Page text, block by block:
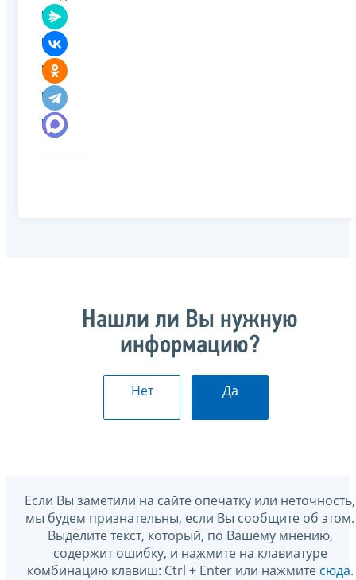
Нашли ли Вы нужную
информацию?
Нет Да
Если Вы заметили на сайте опечатку или неточность,
мы будем признательны, если Вы сообщите об этом.
Выделите текст, который, по Вашему мнению,
содержит ошибку, и нажмите на клавиатуре
комбинацию клавиш: Ctrl + Enter или нажмите сюда.